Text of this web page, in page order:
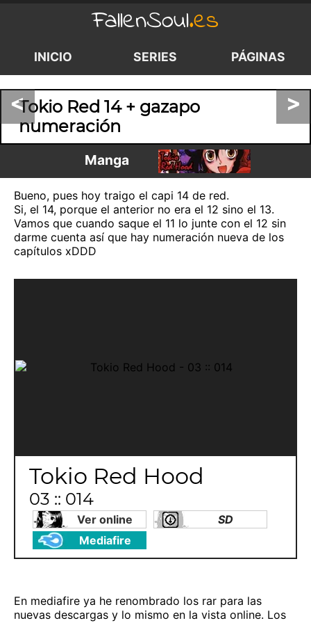
FallenSoul.es
INICIO SERIES PÁGINAS
< >
Tokio Red 14 + gazapo
numeración
Manga
Bueno, pues hoy traigo el capi 14 de red.
Si, el 14, porque el anterior no era el 12 sino el 13.
Vamos que cuando saque el 11 lo junte con el 12 sin
darme cuenta así que hay numeración nueva de los
capítulos xDDD
Tokio Red Hood
03 :: 014
Ver online
SD
Mediafire
En mediafire ya he renombrado los rar para las
nuevas descargas y lo mismo en la vista online. Los